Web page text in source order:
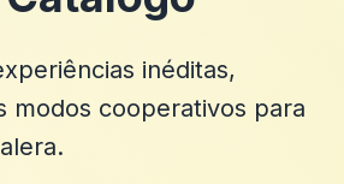
inéditas,
modos cooperativos para